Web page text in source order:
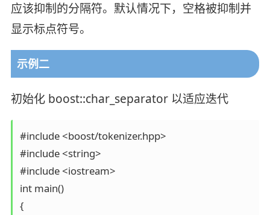
应该抑制的分隔符。默认情况下，空格被抑制并
显示标点符号。
示例二
初始化 boost::char_separator 以适应迭代
#include <boost/tokenizer.hpp>
#include <string>
#include <iostream>
int main()
{